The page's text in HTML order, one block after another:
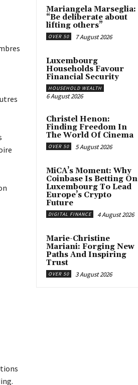
Mariangela Marseglia:
“Be deliberate about
lifting others”
OVER 50 7 August 2026
Luxembourg
Households Favour
Financial Security
HOUSEHOLD WEALTH
6 August 2026
Christel Henon:
Finding Freedom In
The World Of Cinema
OVER 50 5 August 2026
MiCA’s Moment: Why
Coinbase Is Betting On
Luxembourg To Lead
Europe’s Crypto
Future
DIGITAL FINANCE 4 August 2026
Marie-Christine
Mariani: Forging New
Paths And Inspiring
Trust
OVER 50 3 August 2026